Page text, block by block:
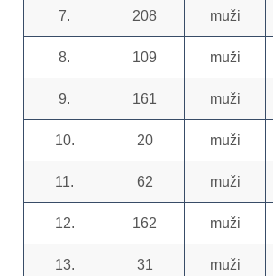
7. 208 muži
8. 109 muži
9. 161 muži
10. 20 muži
11. 62 muži
12. 162 muži
13. 31 muži